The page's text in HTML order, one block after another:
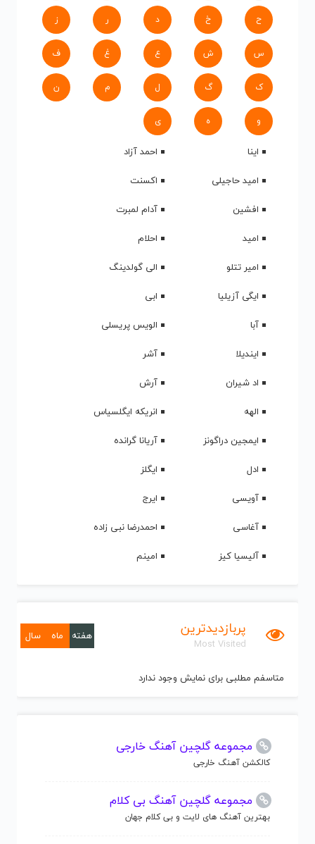
ح خ د ر ز
س ش ع غ ف
ک گ ل م ن
و ه ی
اینا
احمد آزاد
امید حاجیلی
اکسنت
افشین
آدام لمبرت
امید
احلام
امیر تتلو
الی گولدینگ
ایگی آزیلیا
ابی
آبا
الویس پریسلی
ایندیلا
آشر
اد شیران
آرش
الهه
انریکه ایگلسیاس
ایمجین دراگونز
آریانا گرانده
ادل
ایگلز
آویسی
ایرج
آغاسی
احمدرضا نبی زاده
آلیسیا کیز
امینم
پربازدیدترین
Most Visited
هفته ماه سال
متاسفم مطلبی برای نمایش وجود ندارد
مجموعه گلچین آهنگ خارجی
کالکشن آهنگ خارجی
مجموعه گلچین آهنگ بی کلام
بهترین آهنگ های لایت و بی کلام جهان